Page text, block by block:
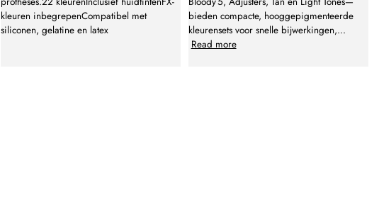
kleuren inbegrepenCompatibel met
siliconen, gelatine en latex
bieden compacte, hooggepigmenteerde
kleurensets voor snelle bijwerkingen,...
Read more